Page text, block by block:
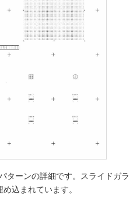
ターンの詳細です。スライドガラ
込まれています。